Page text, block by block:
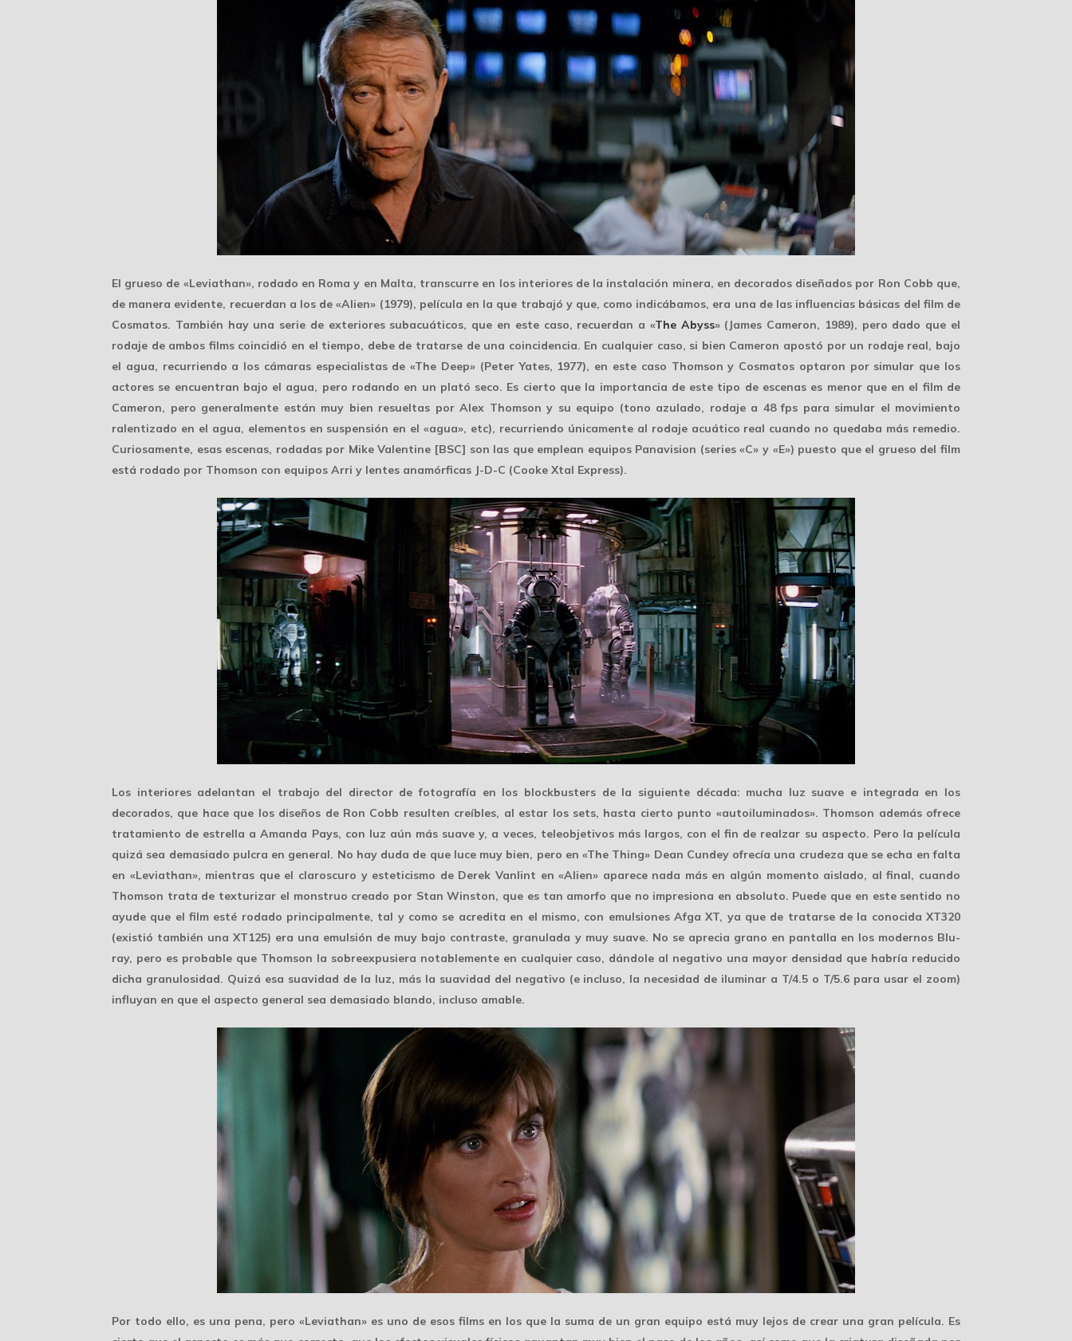
El grueso de «Leviathan», rodado en Roma y en Malta, transcurre en los interiores de la instalación minera, en decorados diseñados por Ron Cobb que,
de manera evidente, recuerdan a los de «Alien» (1979), película en la que trabajó y que, como indicábamos, era una de las influencias básicas del film de
Cosmatos. También hay una serie de exteriores subacuáticos, que en este caso, recuerdan a «The Abyss» (James Cameron, 1989), pero dado que el
rodaje de ambos films coincidió en el tiempo, debe de tratarse de una coincidencia. En cualquier caso, si bien Cameron apostó por un rodaje real, bajo
el agua, recurriendo a los cámaras especialistas de «The Deep» (Peter Yates, 1977), en este caso Thomson y Cosmatos optaron por simular que los
actores se encuentran bajo el agua, pero rodando en un plató seco. Es cierto que la importancia de este tipo de escenas es menor que en el film de
Cameron, pero generalmente están muy bien resueltas por Alex Thomson y su equipo (tono azulado, rodaje a 48 fps para simular el movimiento
ralentizado en el agua, elementos en suspensión en el «agua», etc), recurriendo únicamente al rodaje acuático real cuando no quedaba más remedio.
Curiosamente, esas escenas, rodadas por Mike Valentine [BSC] son las que emplean equipos Panavision (series «C» y «E») puesto que el grueso del film
está rodado por Thomson con equipos Arri y lentes anamórficas J-D-C (Cooke Xtal Express).
Los interiores adelantan el trabajo del director de fotografía en los blockbusters de la siguiente década: mucha luz suave e integrada en los
decorados, que hace que los diseños de Ron Cobb resulten creíbles, al estar los sets, hasta cierto punto «autoiluminados». Thomson además ofrece
tratamiento de estrella a Amanda Pays, con luz aún más suave y, a veces, teleobjetivos más largos, con el fin de realzar su aspecto. Pero la película
quizá sea demasiado pulcra en general. No hay duda de que luce muy bien, pero en «The Thing» Dean Cundey ofrecía una crudeza que se echa en falta
en «Leviathan», mientras que el claroscuro y esteticismo de Derek Vanlint en «Alien» aparece nada más en algún momento aislado, al final, cuando
Thomson trata de texturizar el monstruo creado por Stan Winston, que es tan amorfo que no impresiona en absoluto. Puede que en este sentido no
ayude que el film esté rodado principalmente, tal y como se acredita en el mismo, con emulsiones Afga XT, ya que de tratarse de la conocida XT320
(existió también una XT125) era una emulsión de muy bajo contraste, granulada y muy suave. No se aprecia grano en pantalla en los modernos Blu-
ray, pero es probable que Thomson la sobreexpusiera notablemente en cualquier caso, dándole al negativo una mayor densidad que habría reducido
dicha granulosidad. Quizá esa suavidad de la luz, más la suavidad del negativo (e incluso, la necesidad de iluminar a T/4.5 o T/5.6 para usar el zoom)
influyan en que el aspecto general sea demasiado blando, incluso amable.
Por todo ello, es una pena, pero «Leviathan» es uno de esos films en los que la suma de un gran equipo está muy lejos de crear una gran película. Es